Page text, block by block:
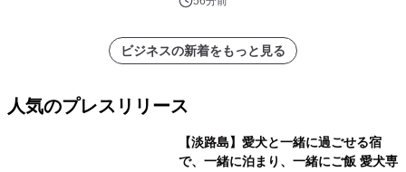
ビジネスの新着をもっと見る
人気のプレスリリース
【淡路島】愛犬と一緒に過ごせる宿
で、一緒に泊まり、一緒にご飯 愛犬専